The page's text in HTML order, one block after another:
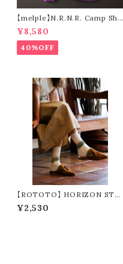
【melple】N.R.N.R. Camp Shir
t (purple)
¥8,580
40%OFF
【ROTOTO】 HORIZON STRI
¥2,530